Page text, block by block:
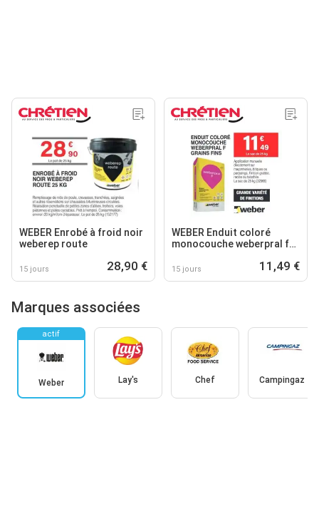
WEBER Enrobé à froid noir
weberep route
15 jours 28,90 €
WEBER Enduit coloré
monocouche weberpral f
15 jours 11,49 €
Marques associées
actif
Weber Lay's Chef Campingaz